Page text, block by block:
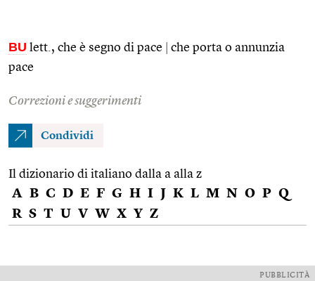
BU lett., che è segno di pace
che porta o annunzia
pace
Correzioni e suggerimenti
Condividi
Il dizionario di italiano dalla a alla z
A B C D E F G H I J K L M N O P Q
R S T U V W X Y Z
PUBBLICITÀ